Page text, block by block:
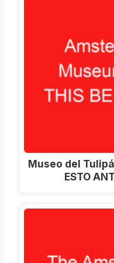
Museo del
ESTO